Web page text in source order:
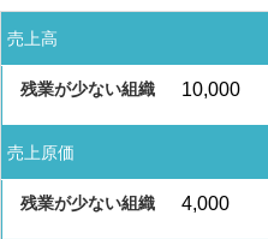
売上高
10,000
売上原価
4,000